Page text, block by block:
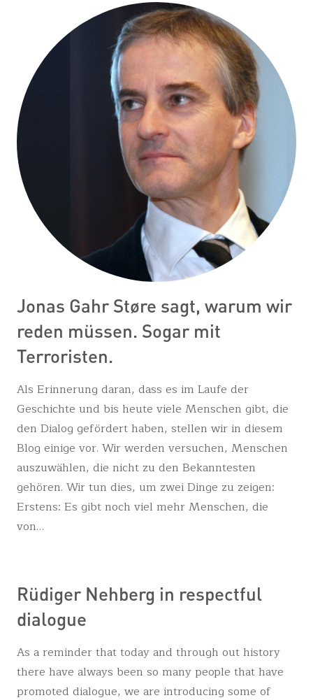
Jonas Gahr Støre sagt, warum wir
reden müssen. Sogar mit
Terroristen.
Als Erinnerung daran, dass es im Laufe der
Geschichte und bis heute viele Menschen gibt, die
den Dialog gefördert haben, stellen wir in diesem
Blog einige vor. Wir werden versuchen, Menschen
auszuwählen, die nicht zu den Bekanntesten
gehören. Wir tun dies, um zwei Dinge zu zeigen:
Erstens: Es gibt noch viel mehr Menschen, die
von…
Rüdiger Nehberg in respectful
dialogue
As a reminder that today and through out history
there have always been so many people that have
promoted dialogue, we are introducing some of